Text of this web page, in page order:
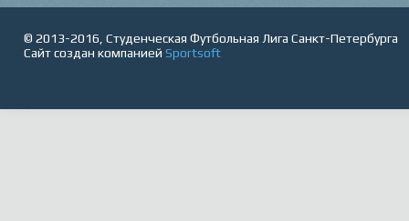
© 2013-2016, Студенческая Футбольная Лига Санкт-Петербурга
Сайт создан компанией Sportsoft